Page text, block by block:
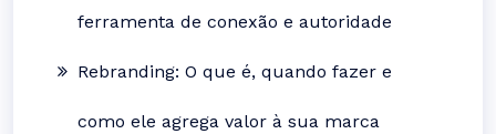
ferramenta de conexão e autoridade
Rebranding: O que é, quando fazer e
como ele agrega valor à sua marca